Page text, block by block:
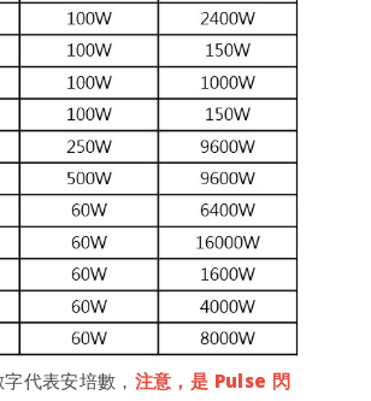
代表安培數， 注意，是 Pulse 閃